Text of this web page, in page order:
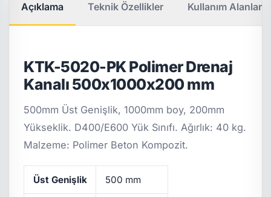
Açıklama Teknik Özellikler Kullanım Alanları
KTK-5020-PK Polimer Drenaj
Kanalı 500x1000x200 mm
500mm Üst Genişlik, 1000mm boy, 200mm
Yükseklik. D400/E600 Yük Sınıfı. Ağırlık: 40 kg.
Malzeme: Polimer Beton Kompozit.
Üst Genişlik 500 mm